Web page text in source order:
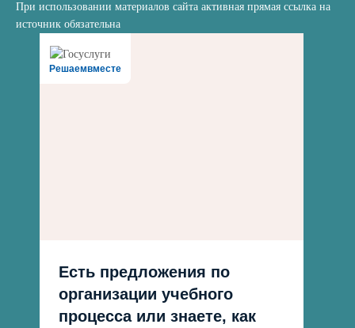
При использовании материалов сайта активная прямая ссылка на
источник обязательна
Решаемвместе
Есть предложения по
организации учебного
процесса или знаете, как